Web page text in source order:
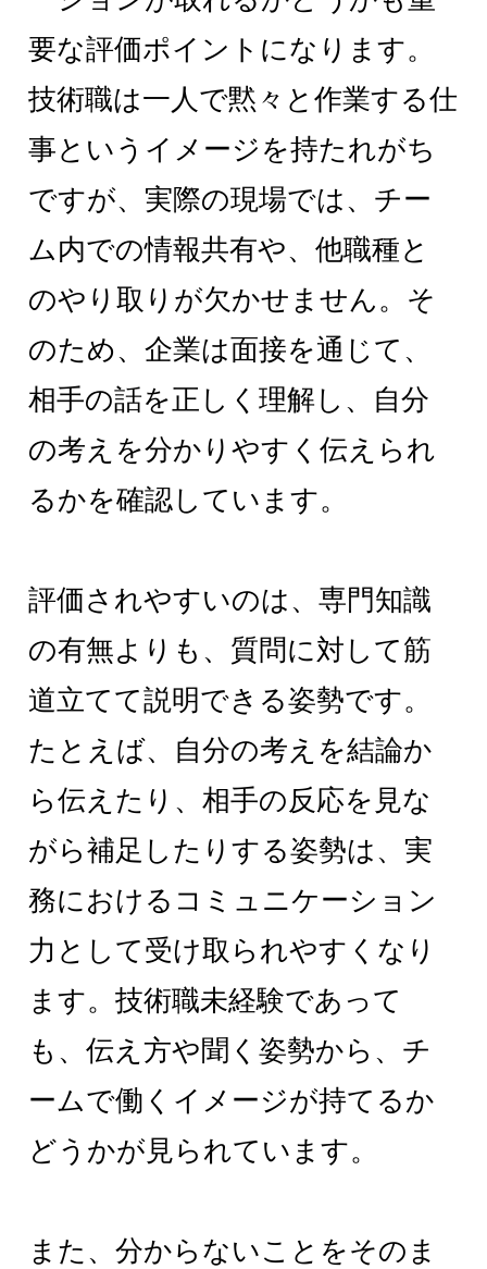
要な評価ポイントになります。
技術職は一人で黙々と作業する仕
事というイメージを持たれがち
ですが、実際の現場では、チー
ム内での情報共有や、他職種と
のやり取りが欠かせません。そ
のため、企業は面接を通じて、
相手の話を正しく理解し、自分
の考えを分かりやすく伝えられ
るかを確認しています。
評価されやすいのは、専門知識
の有無よりも、質問に対して筋
道立てて説明できる姿勢です。
たとえば、自分の考えを結論か
ら伝えたり、相手の反応を見な
がら補足したりする姿勢は、実
務におけるコミュニケーション
力として受け取られやすくなり
ます。技術職未経験であって
も、伝え方や聞く姿勢から、チ
ームで働くイメージが持てるか
どうかが見られています。
また、分からないことをそのま